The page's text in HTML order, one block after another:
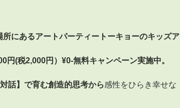
にあるアートパーティートーキョーのキッズア
(税2,000円）¥0-無料キャンペーン実施中。
話】で育む創造的思考から感性をひらき幸せな